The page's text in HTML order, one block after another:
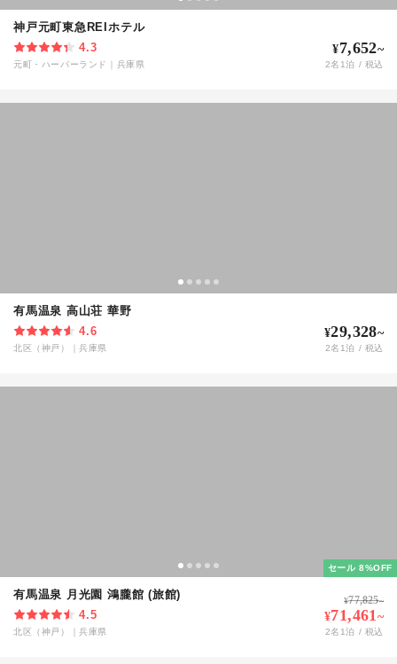
神戸元町東急REIホテル
4.3
元町・ハーバーランド 兵庫県
¥7,652~
2名 1泊 / 税込
有馬温泉 高山荘 華野
4.6
北区（神戸） ｜兵庫県
¥29,328~
2名 1泊 / 税込
セール 8%OFF
有馬温泉 月光園 鴻朧館 (旅館)
4.5
北区（神戸） ｜兵庫県
¥77,825~
¥71,461~
2名 1泊 / 税込